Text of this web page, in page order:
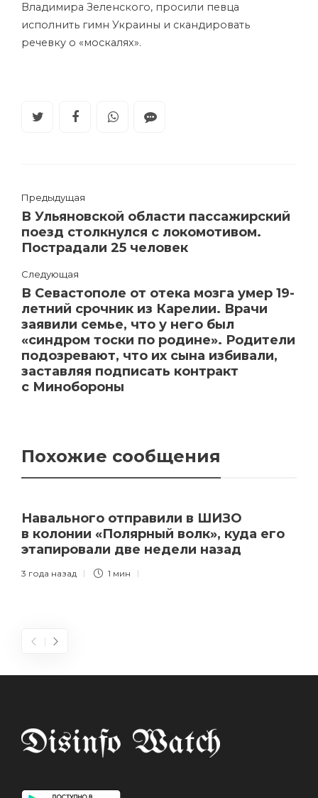
Владимира Зеленского, просили певца
исполнить гимн Украины и скандировать
речевку о «москалях».
Предыдущая
В Ульяновской области пассажирский
поезд столкнулся с локомотивом.
Пострадали 25 человек
Следующая
В Севастополе от отека мозга умер 19-
летний срочник из Карелии. Врачи
заявили семье, что у него был
«синдром тоски по родине». Родители
подозревают, что их сына избивали,
заставляя подписать контракт
с Минобороны
Похожие сообщения
Навального отправили в ШИЗО
в колонии «Полярный волк», куда его
этапировали две недели назад
3 года назад 1 мин